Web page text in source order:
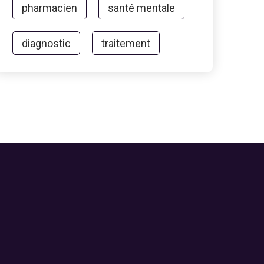
pharmacien santé mentale
diagnostic traitement